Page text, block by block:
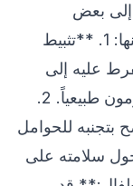
إلى بعض
المشكلات الصحية في حالات معينة، ومنها: 1. **تثبيط
عليه إلى
كسل الغدة الصنوبرية وتقليل إفراز الهرمون طبيعياً. 2.
للحوامل
سلامته على